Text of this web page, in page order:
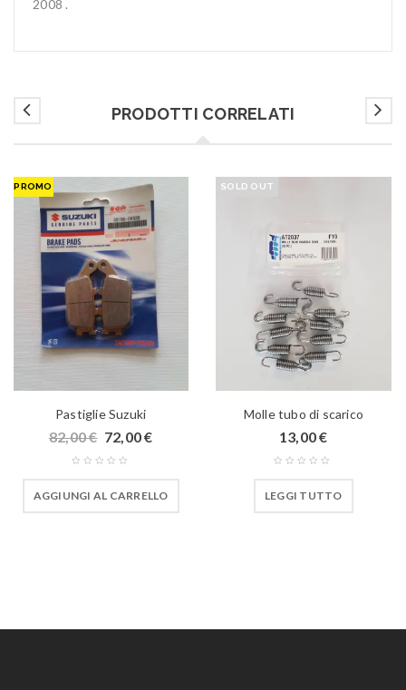
2008 .
PRODOTTI CORRELATI
PROMO
Pastiglie Suzuki
82,00€ 72,00€
AGGIUNGI AL CARRELLO
SOLD OUT
Molle tubo di scarico
13,00€
LEGGI TUTTO